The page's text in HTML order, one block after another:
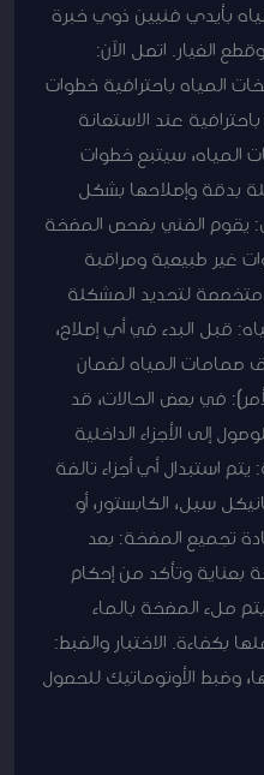
بأيدي فنيين ذوي خبرة
الغيار. اتصل الآن:
مضخات المياه باحترافية خطوات
عند الاستعانة
سيتبع خطوات
بدقة وإصلاحها بشكل
يقوم الفني بفحص المضخة
غير طبيعية ومراقبة
متخصصة لتحديد المشكلة
قبل البدء في أي إصلاح،
صمامات المياه لضمان
في بعض الحالات، قد
إلى الأجزاء الداخلية
يتم استبدال أي أجزاء تالفة
سيل، الكابستور، أو
تجميع المضخة: بعد
بعناية وتأكد من إحكام
ملء المضخة بالماء
بكفاءة. الاختبار والضبط:
وضبط الأوتوماتيك للحصول